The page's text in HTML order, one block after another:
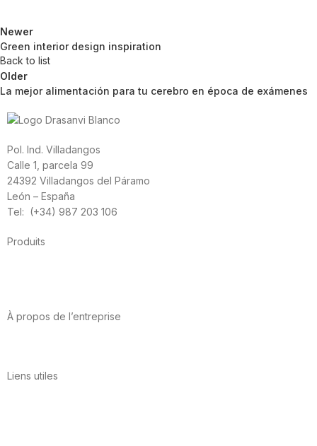
Newer
Green interior design inspiration
Back to list
Older
La mejor alimentación para tu cerebro en época de exámenes
Pol. Ind. Villadangos
Calle 1, parcela 99
24392 Villadangos del Páramo
León – España
Tel: (+34) 987 203 106
Produits
À propos de l’entreprise
Liens utiles